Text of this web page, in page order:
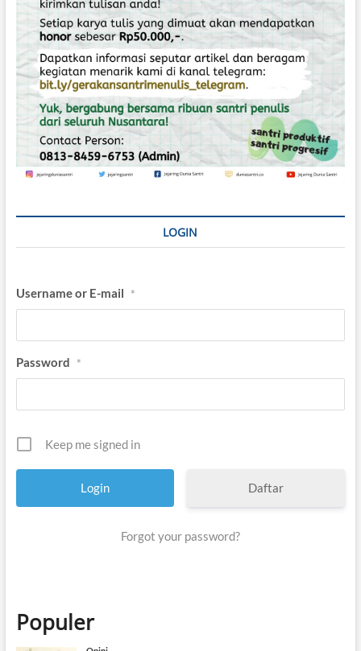
I
n
i
LOGIN
Username or E-mail *
Password *
Keep me signed in
Daftar
Forgot your password?
Populer